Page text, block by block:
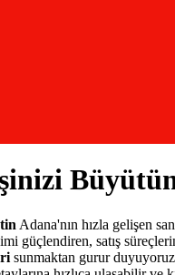
Adana'nın hızla gelişen
güçlendiren, satış
sunmaktan gurur